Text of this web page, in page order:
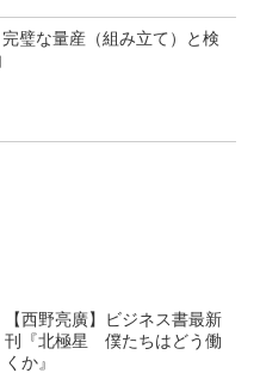
璧な量産（組み立て）と検
【西野亮廣】ビジネス書最新
刊『北極星 僕たちはどう働
くか』